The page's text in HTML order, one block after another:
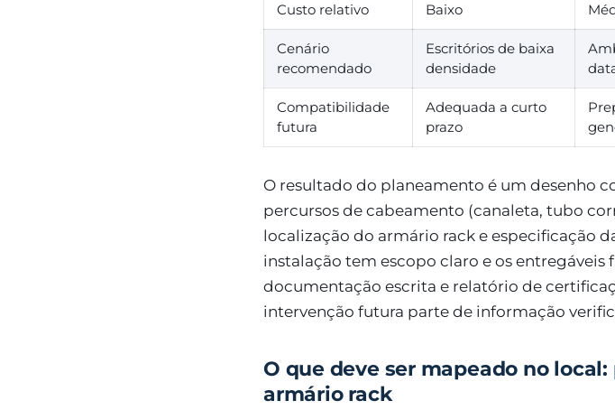
Custo relativo Baixo
Cenário
recomendado
Escritórios de baixa
densidade
Compatibilidade
futura
Adequada a curto
prazo
O resultado do planeamento é um desenho
percursos de cabeamento (canaleta, tubo
localização do armário rack e especificação
instalação tem escopo claro e os
documentação escrita e relatório de
intervenção futura parte de informação
O que deve ser mapeado no
armário rack